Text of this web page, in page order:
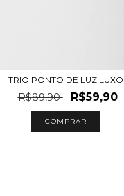
TRIO PONTO DE LUZ LUXO
R$89,90 R$59,90
COMPRAR